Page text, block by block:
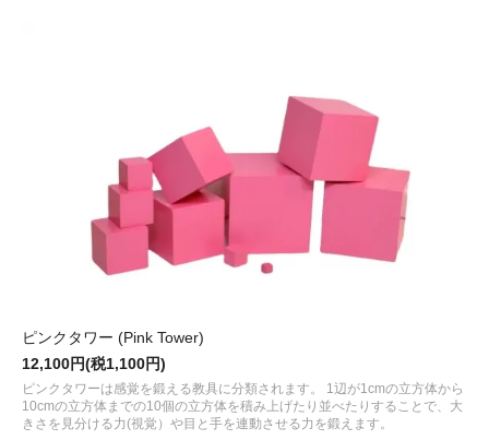
ピンクタワー (Pink Tower)
12,100円(税1,100円)
ピンクタワーは感覚を鍛える教具に分類されます。 1辺が1cmの立方体から
10cmの立方体までの10個の立方体を積み上げたり並べたりすることで、大
きさを見分ける力(視覚）や目と手を連動させる力を鍛えます。